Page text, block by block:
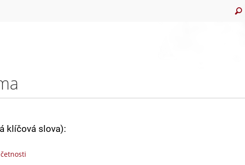
klíčová slova):